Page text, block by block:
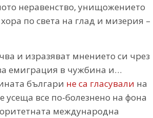
неравенство, унищожението
по света на глад и мизерия –
и изразяват мнението си чрез
емиграция в чужбина и…
българи не са гласували на
все по-болезнено на фона
международна